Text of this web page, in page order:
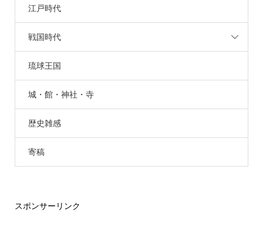
江戸時代
戦国時代
琉球王国
城・館・神社・寺
歴史雑感
寄稿
スポンサーリンク